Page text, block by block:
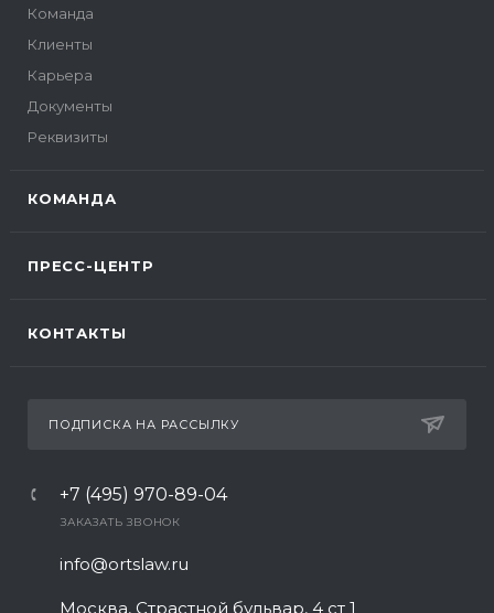
Команда
Клиенты
Карьера
Документы
Реквизиты
КОМАНДА
ПРЕСС-ЦЕНТР
КОНТАКТЫ
ПОДПИСКА НА РАССЫЛКУ
+7 (495) 970-89-04
ЗАКАЗАТЬ ЗВОНОК
info@ortslaw.ru
Москва, Страстной бульвар, 4 ст 1